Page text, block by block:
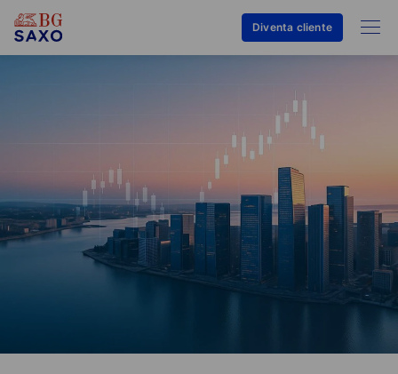
Diventa cliente